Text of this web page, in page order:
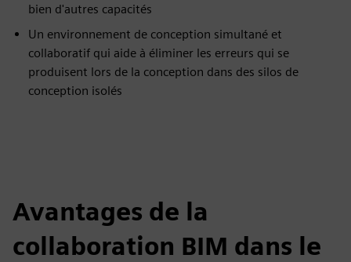
bien d'autres capacités
Un environnement de conception simultané et
collaboratif qui aide à éliminer les erreurs qui se
produisent lors de la conception dans des silos de
conception isolés
Avantages de la
collaboration BIM dans le